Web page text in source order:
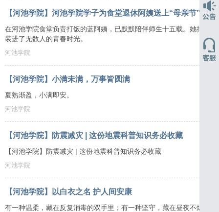
【河池学院】河池学院学子为食堂退休阿姨送上“母亲节”惊喜
在河池学院食堂负责打饭的蓝阿姨，已默默陪伴师生十五载。她把对
装进了无数人的青春时光。
河池学院
【河池学院】小满未满，万事皆圆满
夏熟渐盈，小满即安。
河池学院
【河池学院】防震减灾 | 这份地震科普知识务必收藏
【河池学院】防震减灾 | 这份地震科普知识务必收藏
河池学院
【河池学院】以白衣之名 护人间安康
有一种温柔，藏在反复消毒的双手里；有一种坚守，藏在昼夜不熄的